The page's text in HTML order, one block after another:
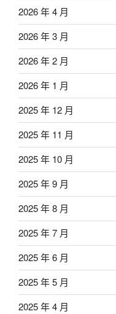
2026 年 4 月
2026 年 3 月
2026 年 2 月
2026 年 1 月
2025 年 12 月
2025 年 11 月
2025 年 10 月
2025 年 9 月
2025 年 8 月
2025 年 7 月
2025 年 6 月
2025 年 5 月
2025 年 4 月